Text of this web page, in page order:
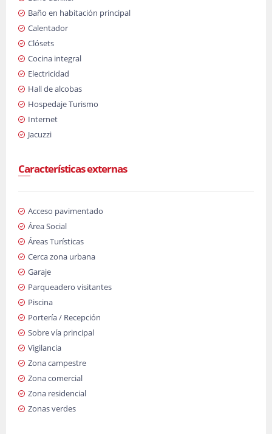
Baño en habitación principal
Calentador
Clósets
Cocina integral
Electricidad
Hall de alcobas
Hospedaje Turismo
Internet
Jacuzzi
Características externas
Acceso pavimentado
Área Social
Áreas Turísticas
Cerca zona urbana
Garaje
Parqueadero visitantes
Piscina
Portería / Recepción
Sobre vía principal
Vigilancia
Zona campestre
Zona comercial
Zona residencial
Zonas verdes